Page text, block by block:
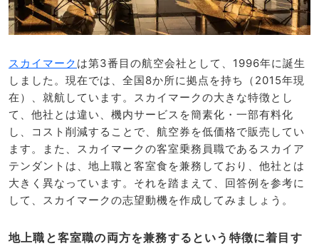
スカイマーク は第3番目の航空会社として、1996年に誕生
しました。現在では、全国8か所に拠点を持ち（2015年現
在）、就航しています。スカイマークの大きな特徴とし
て、他社とは違い、機内サービスを簡素化・一部有料化
し、コスト削減することで、航空券を低価格で販売してい
ます。また、スカイマークの客室乗務員職であるスカイア
テンダントは、地上職と客室食を兼務しており、他社とは
大きく異なっています。それを踏まえて、回答例を参考に
して、スカイマークの志望動機を作成してみましょう。
地上職と客室職の両方を兼務するという特徴に着目す